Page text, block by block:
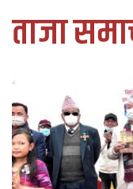
ताजा